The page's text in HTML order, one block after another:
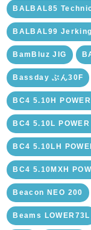
BALBAL85
BALBAL99
BamBluz JIG
Bassday ぶん30F
BC4 5.10H
BC4 5.10L
BC4 5.10LH
BC4 5.10MXH
Beacon NEO 200
Beams LOWER73L